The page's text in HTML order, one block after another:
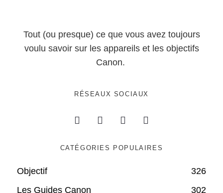
Tout (ou presque) ce que vous avez toujours
voulu savoir sur les appareils et les objectifs
Canon.
RÉSEAUX SOCIAUX
CATÉGORIES POPULAIRES
Objectif
326
Les Guides Canon
302